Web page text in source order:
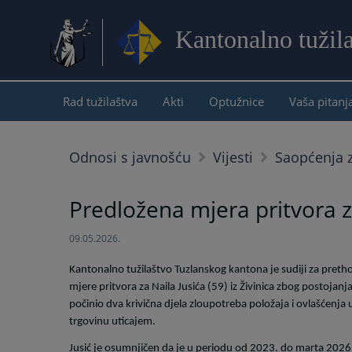
Kantonalno
Rad tužilaštva Akti Optužnice Vaša
Odnosi s javnošću Vijesti Saopćenja
Predložena mjera pritvora
09.05.2026.
Kantonalno tužilaštvo Tuzlanskog kantona je sudiji za
mjere pritvora za Naila Jusića (59) iz Živinica zbog
počinio dva krivična djela zloupotreba položaja i
trgovinu uticajem.
Jusić je osumnjičen da je u periodu od 2023. do marta